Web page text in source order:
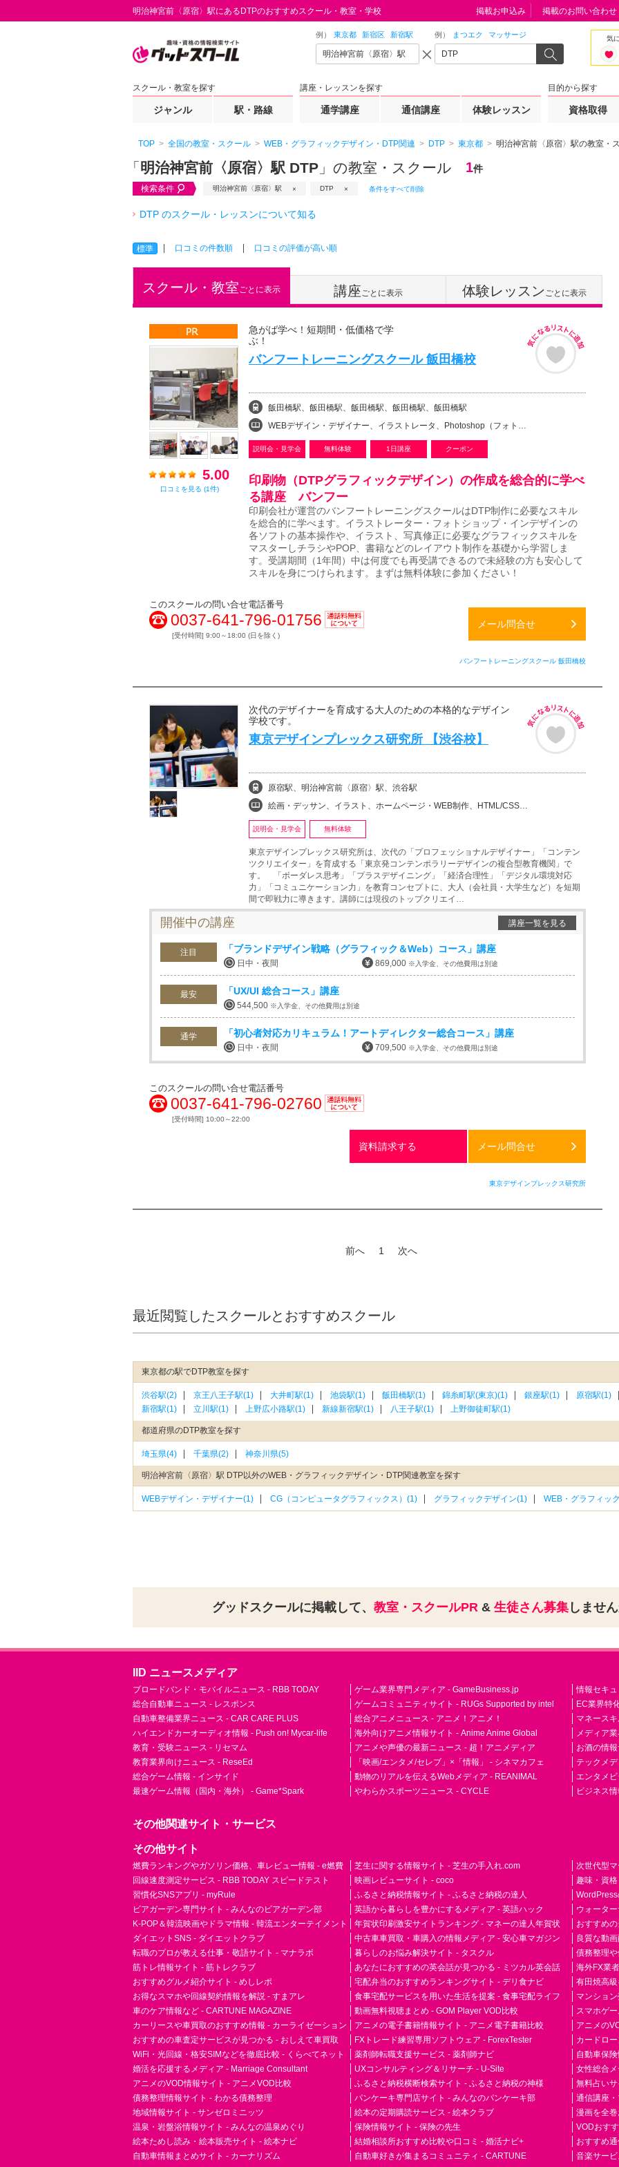
明治神宮前〈原宿〉駅にあるDTPのおすすめスクール・教室・学校
例） 東京都 新宿区 新宿駅 例） まつエク マッサージ 気
スクール・教室を探す
ジャンル 駅・路線
講座・レッスンを探す
通学講座 通信講座 体験レッスン
目的から探す
資格取得
掲載お申込み 掲載のお問い合わせ
TOP 全国の教室・スクール WEB・グラフィックデザイン・DTP関連 DTP 東京都 明治神宮前〈原宿〉駅の教室・
「 明治神宮前〈原宿〉駅 DTP 」の教室・スクール 1件
検索条件 明治神宮前〈原宿〉駅 DTP 条件をすべて削除
DTP のスクール・レッスンについて知る
標準 口コミの件数順 口コミの評価が高い順
スクール・教室ごとに表示 講座ごとに表示 体験レッスンごとに表示
5.00
口コミを見る (1件)
急がば学べ！短期間・低価格で学
ぶ！
バンフートレーニングスクール 飯田橋校
飯田橋駅、飯田橋駅、飯田橋駅、飯田橋駅、飯田橋駅
WEBデザイン・デザイナー、イラストレータ、Photoshop（フォトショップ）・GIMP、DTP、グラフィックデザイン…
説明会・見学会 無料体験 1日講座 クーポン
印刷物（DTPグラフィックデザイン）の作成を総合的に学べ
る講座 バンフー
印刷会社が運営のバンフートレーニングスクールはDTP制作に必要なスキル
を総合的に学べます。イラストレーター・フォトショップ・インデザインの
各ソフトの基本操作や、イラスト、写真修正に必要なグラフィックスキルを
マスターしチラシやPOP、書籍などのレイアウト制作を基礎から学習しま
す。受講期間（1年間）中は何度でも再受講できるので未経験の方も安心して
スキルを身につけられます。まずは無料体験に参加ください！
このスクールの問い合せ電話番号
0037-641-796-01756
[受付時間] 9:00～18:00 (日を除く)
メール問合せ
バンフートレーニングスクール 飯田橋校
次代のデザイナーを育成する大人のための本格的なデザイン
学校です。
東京デザインプレックス研究所 【渋谷校】
原宿駅、明治神宮前〈原宿〉駅、渋谷駅
絵画・デッサン、イラスト、ホームページ・WEB制作、HTML/CSS、パソコン・ITプログラミングその他、WEBデザイン…
説明会・見学会 無料体験
東京デザインプレックス研究所は、次代の「プロフェッショナルデザイナー」「コンテン
ツクリエイター」を育成する「東京発コンテンポラリーデザインの複合型教育機関」で
す。 「ボーダレス思考」「プラスデザイニング」「経済合理性」「デジタル環境対応
力」「コミュニケーション力」を教育コンセプトに、大人（会社員・大学生など）を短期
間で即戦力に導きます。講師には現役のトップクリエイ…
開催中の講座 講座一覧を見る
注目 「ブランドデザイン戦略（グラフィック＆Web）コース」講座
日中・夜間 869,000 ※入学金、その他費用は別途
最安 「UX/UI 総合コース」講座
544,500 ※入学金、その他費用は別途
通学 「初心者対応カリキュラム！アートディレクター総合コース」講座
日中・夜間 709,500 ※入学金、その他費用は別途
このスクールの問い合せ電話番号
0037-641-796-02760
無料
[受付時間] 10:00～22:00
資料請求する メール問合せ
東京デザインプレックス研究所
前へ 1 次へ
最近閲覧したスクールとおすすめスクール
東京都の駅でDTP教室を探す
渋谷駅(2) 京王八王子駅(1) 大井町駅(1) 池袋駅(1) 飯田橋駅(1) 錦糸町駅(東京)(1) 銀座駅(1) 原宿駅(1)
新宿駅(1)
立川駅(1) 上野広小路駅(1) 新線新宿駅(1) 八王子駅(1) 上野御徒町駅(1)
都道府県のDTP教室を探す
埼玉県(4) 千葉県(2) 神奈川県(5)
明治神宮前〈原宿〉駅 DTP以外のWEB・グラフィックデザイン・DTP関連教室を探す
WEBデザイン・デザイナー(1) CG（コンピュータグラフィックス）(1) グラフィックデザイン(1) WEB・グラフィッ
グッドスクールに掲載して、 教室・スクールPR& 生徒さん募集しませ
IID ニュースメディア
ブロードバンド・モバイルニュース - RBB TODAY
総合自動車ニュース - レスポンス
自動車整備業界ニュース - CAR CARE PLUS
ハイエンドカーオーディオ情報 - Push on! Mycar-life
教育・受験ニュース - リセマム
教育業界向けニュース - ReseEd
総合ゲーム情報 - インサイド
最速ゲーム情報（国内・海外） - Game*Spark
ゲーム業界専門メディア - GameBusiness.jp
ゲームコミュニティサイト - RUGs Supported by intel
総合アニメニュース - アニメ！アニメ！
海外向けアニメ情報サイト - Anime Anime Global
アニメや声優の最新ニュース - 超！アニメディア
「映画/エンタメ/セレブ」×「情報」 - シネマカフェ
動物のリアルを伝えるWebメディア - REANIMAL
やわらかスポーツニュース - CYCLE
情報セキ
EC業界特
マネース
メディア
お酒の情
テックメ
エンタメ
ビジネス
その他関連サイト・サービス
その他サイト
燃費ランキングやガソリン価格、車レビュー情報 - e燃費
回線速度測定サービス - RBB TODAY スピードテスト
習慣化SNSアプリ - myRule
ビアガーデン専門サイト - みんなのビアガーデン部
K-POP＆韓流映画やドラマ情報 - 韓流エンターテイメント
ダイエットSNS - ダイエットクラブ
転職のプロが教える仕事・敬語サイト - マナラボ
筋トレ情報サイト - 筋トレクラブ
おすすめグルメ紹介サイト - めしレポ
お得なスマホや回線契約情報を解説 - すまアレ
車のケア情報など - CARTUNE MAGAZINE
カーリースや車買取のおすすめ情報 - カーライゼーション
おすすめの車査定サービスが見つかる - おしえて車買取
WiFi・光回線・格安SIMなどを徹底比較 - くらべてネット
婚活を応援するメディア - Marriage Consultant
アニメのVOD情報サイト - アニメVOD比較
債務整理情報サイト - わかる債務整理
地域情報サイト - サンゼロミニッツ
温泉・岩盤浴情報サイト - みんなの温泉めぐり
絵本ためし読み・絵本販売サイト - 絵本ナビ
自動車情報まとめサイト - カーナリズム
芝生に関する情報サイト - 芝生の手入れ.com
映画レビューサイト - coco
ふるさと納税情報サイト - ふるさと納税の達人
英語から暮らしを豊かにするメディア - 英語ハック
年賀状印刷激安サイトランキング - マネーの達人年賀状
中古車車買取・車購入の情報メディア - 安心車マガジン
暮らしのお悩み解決サイト - タスクル
あなたにおすすめの英会話が見つかる - ミツカル英会話
宅配弁当のおすすめランキングサイト - デリ食ナビ
食事宅配サービスを用いた生活を提案 - 食事宅配ライフ
動画無料視聴まとめ - GOM Player VOD比較
アニメの電子書籍情報サイト - アニメ電子書籍比較
FXトレード練習専用ソフトウェア - ForexTester
薬剤師転職支援サービス - 薬剤師ナビ
UXコンサルティング＆リサーチ - U-Site
ふるさと納税横断検索サイト - ふるさと納税の神様
パンケーキ専門店サイト - みんなのパンケーキ部
絵本の定期購読サービス - 絵本クラブ
保険情報サイト - 保険の先生
結婚相談所おすすめ比較や口コミ - 婚活ナビ+
自動車好きが集まるコミュニティ - CARTUNE
次世代型
趣味・資
ウォータ
おすすめ
良質な動
債務整理
海外FX業
有田焼高
マンショ
スマホゲ
アニメの
カードロ
自動車保
女性総合
無料占い
通信講座
漫画を全
VODおす
おすすめ
音楽サー